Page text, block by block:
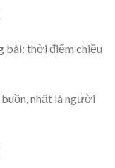
bài: thời điểm chiều
nhất là người